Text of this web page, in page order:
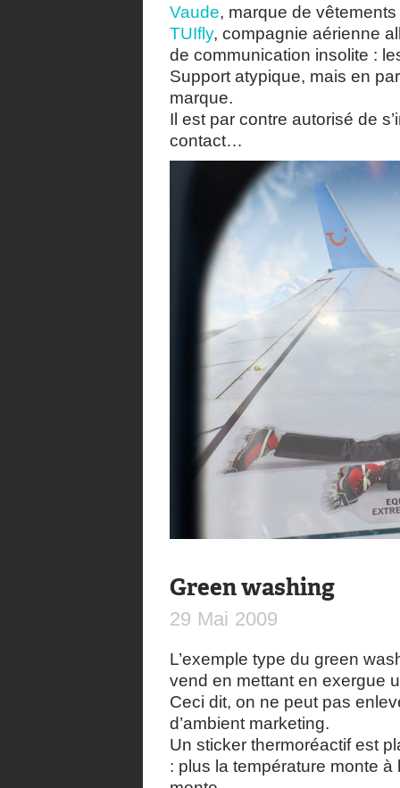
Vaude, marque de
TUIfly, compagnie aérienne
de communication insolite :
Support atypique, mais en
marque.
Il est par contre autorisé de
contact…
Green washing
29 Mai 2009
L’exemple type du green
vend en mettant en exergue
Ceci dit, on ne peut pas
d’ambient marketing.
Un sticker thermoréactif est
: plus la température monte à